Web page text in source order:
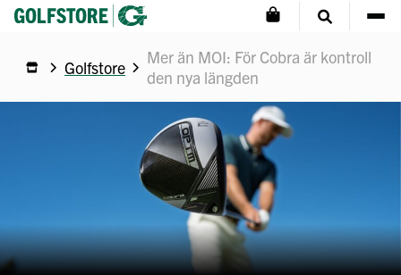
Golfstore
Mer än MOI: För Cobra är kontroll
den nya längden